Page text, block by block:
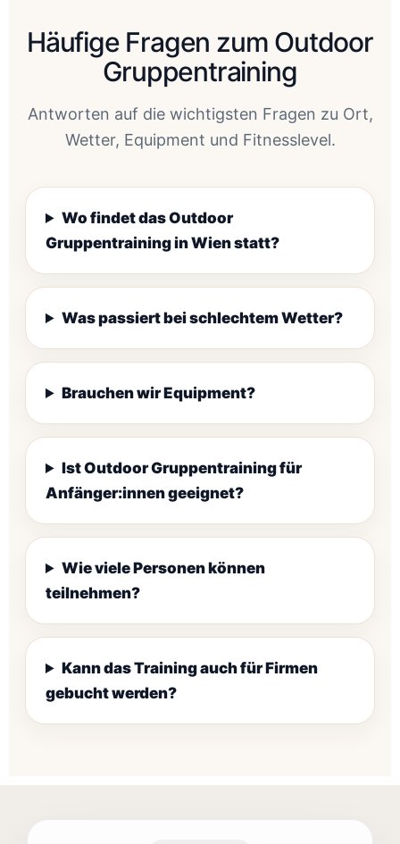
Häufige Fragen zum Outdoor
Gruppentraining
Antworten auf die wichtigsten Fragen zu Ort,
Wetter, Equipment und Fitnesslevel.
Wo findet das Outdoor
Gruppentraining in Wien statt?
Was passiert bei schlechtem Wetter?
Brauchen wir Equipment?
Ist Outdoor Gruppentraining für
Anfänger:innen geeignet?
Wie viele Personen können
teilnehmen?
Kann das Training auch für Firmen
gebucht werden?